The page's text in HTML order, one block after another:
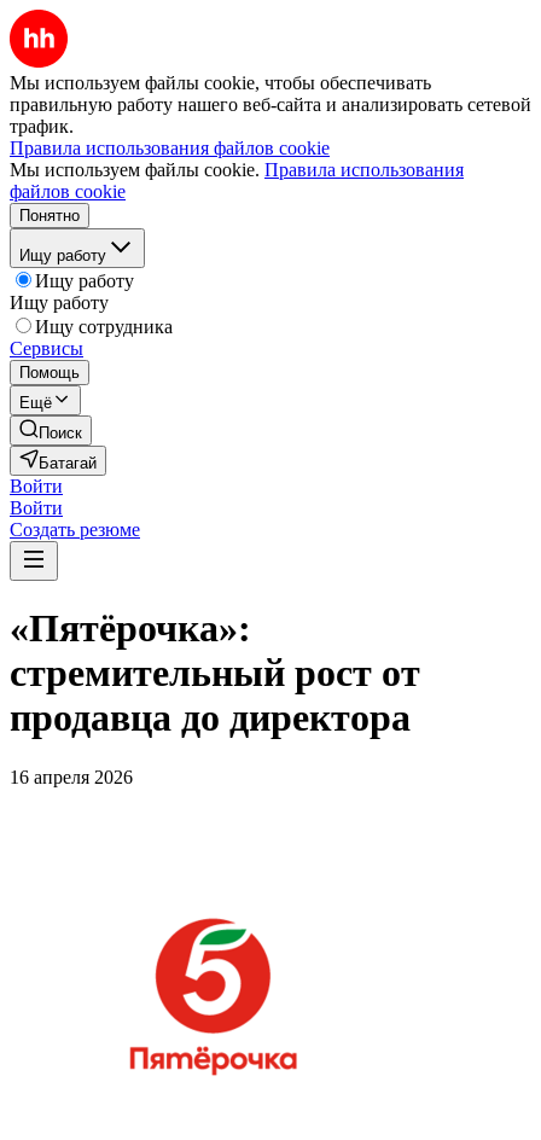
Мы используем файлы cookie, чтобы обеспечивать
правильную работу нашего веб-сайта и анализировать сетевой
трафик.
Правила использования файлов cookie
Мы используем файлы cookie. Правила использования
файлов cookie
Понятно
Ищу работу
Ищу работу
Ищу работу
Ищу сотрудника
Сервисы
Помощь
Ещё
Поиск
Батагай
Войти
Войти
Создать резюме
«Пятёрочка»:
стремительный рост от
продавца до директора
16 апреля 2026